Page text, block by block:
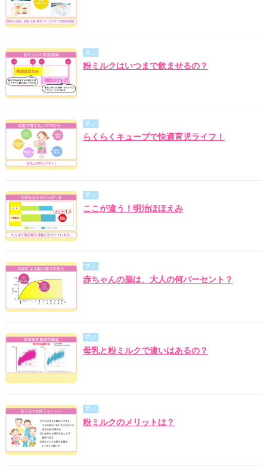
学ぶ
粉ミルクはいつまで飲ませるの？
学ぶ
らくらくキューブで快適育児ライフ！
学ぶ
ここが違う！明治ほほえみ
学ぶ
赤ちゃんの脳は、大人の何パーセント？
学ぶ
母乳と粉ミルクで違いはあるの？
学ぶ
粉ミルクのメリットは？